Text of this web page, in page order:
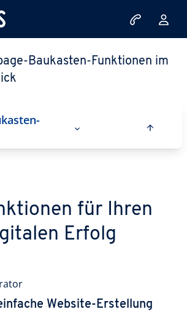
Baukasten-Funktionen im
für Ihren
Erfolg
Website-Erstellung